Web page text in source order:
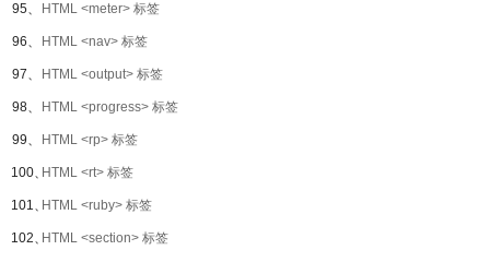
95、 HTML <meter> 标签
96、 HTML <nav> 标签
97、 HTML <output> 标签
98、 HTML <progress> 标签
99、 HTML <rp> 标签
100、HTML <rt> 标签
101、HTML <ruby> 标签
102、HTML <section> 标签